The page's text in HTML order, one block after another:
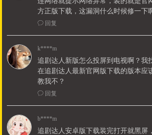
方正版下载，这漏洞什么时候修一下
ꂖ 回复
k****m
追剧达人新版怎么投屏到电视啊？我
在追剧达人最新官网版下载的版本应
教我不？
ꂖ 回复
b****m
追剧达人安卓版下载装完打开就黑屏